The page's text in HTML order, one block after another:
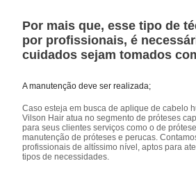
Por mais que, esse tipo de
por profissionais, é
cuidados sejam tomados
A manutenção deve ser realizada;
Caso esteja em busca de aplique de cabelo
Vilson Hair atua no segmento de próteses
para seus clientes serviços como o de
manutenção de próteses e perucas.
profissionais de altíssimo nível, aptos para
tipos de necessidades.